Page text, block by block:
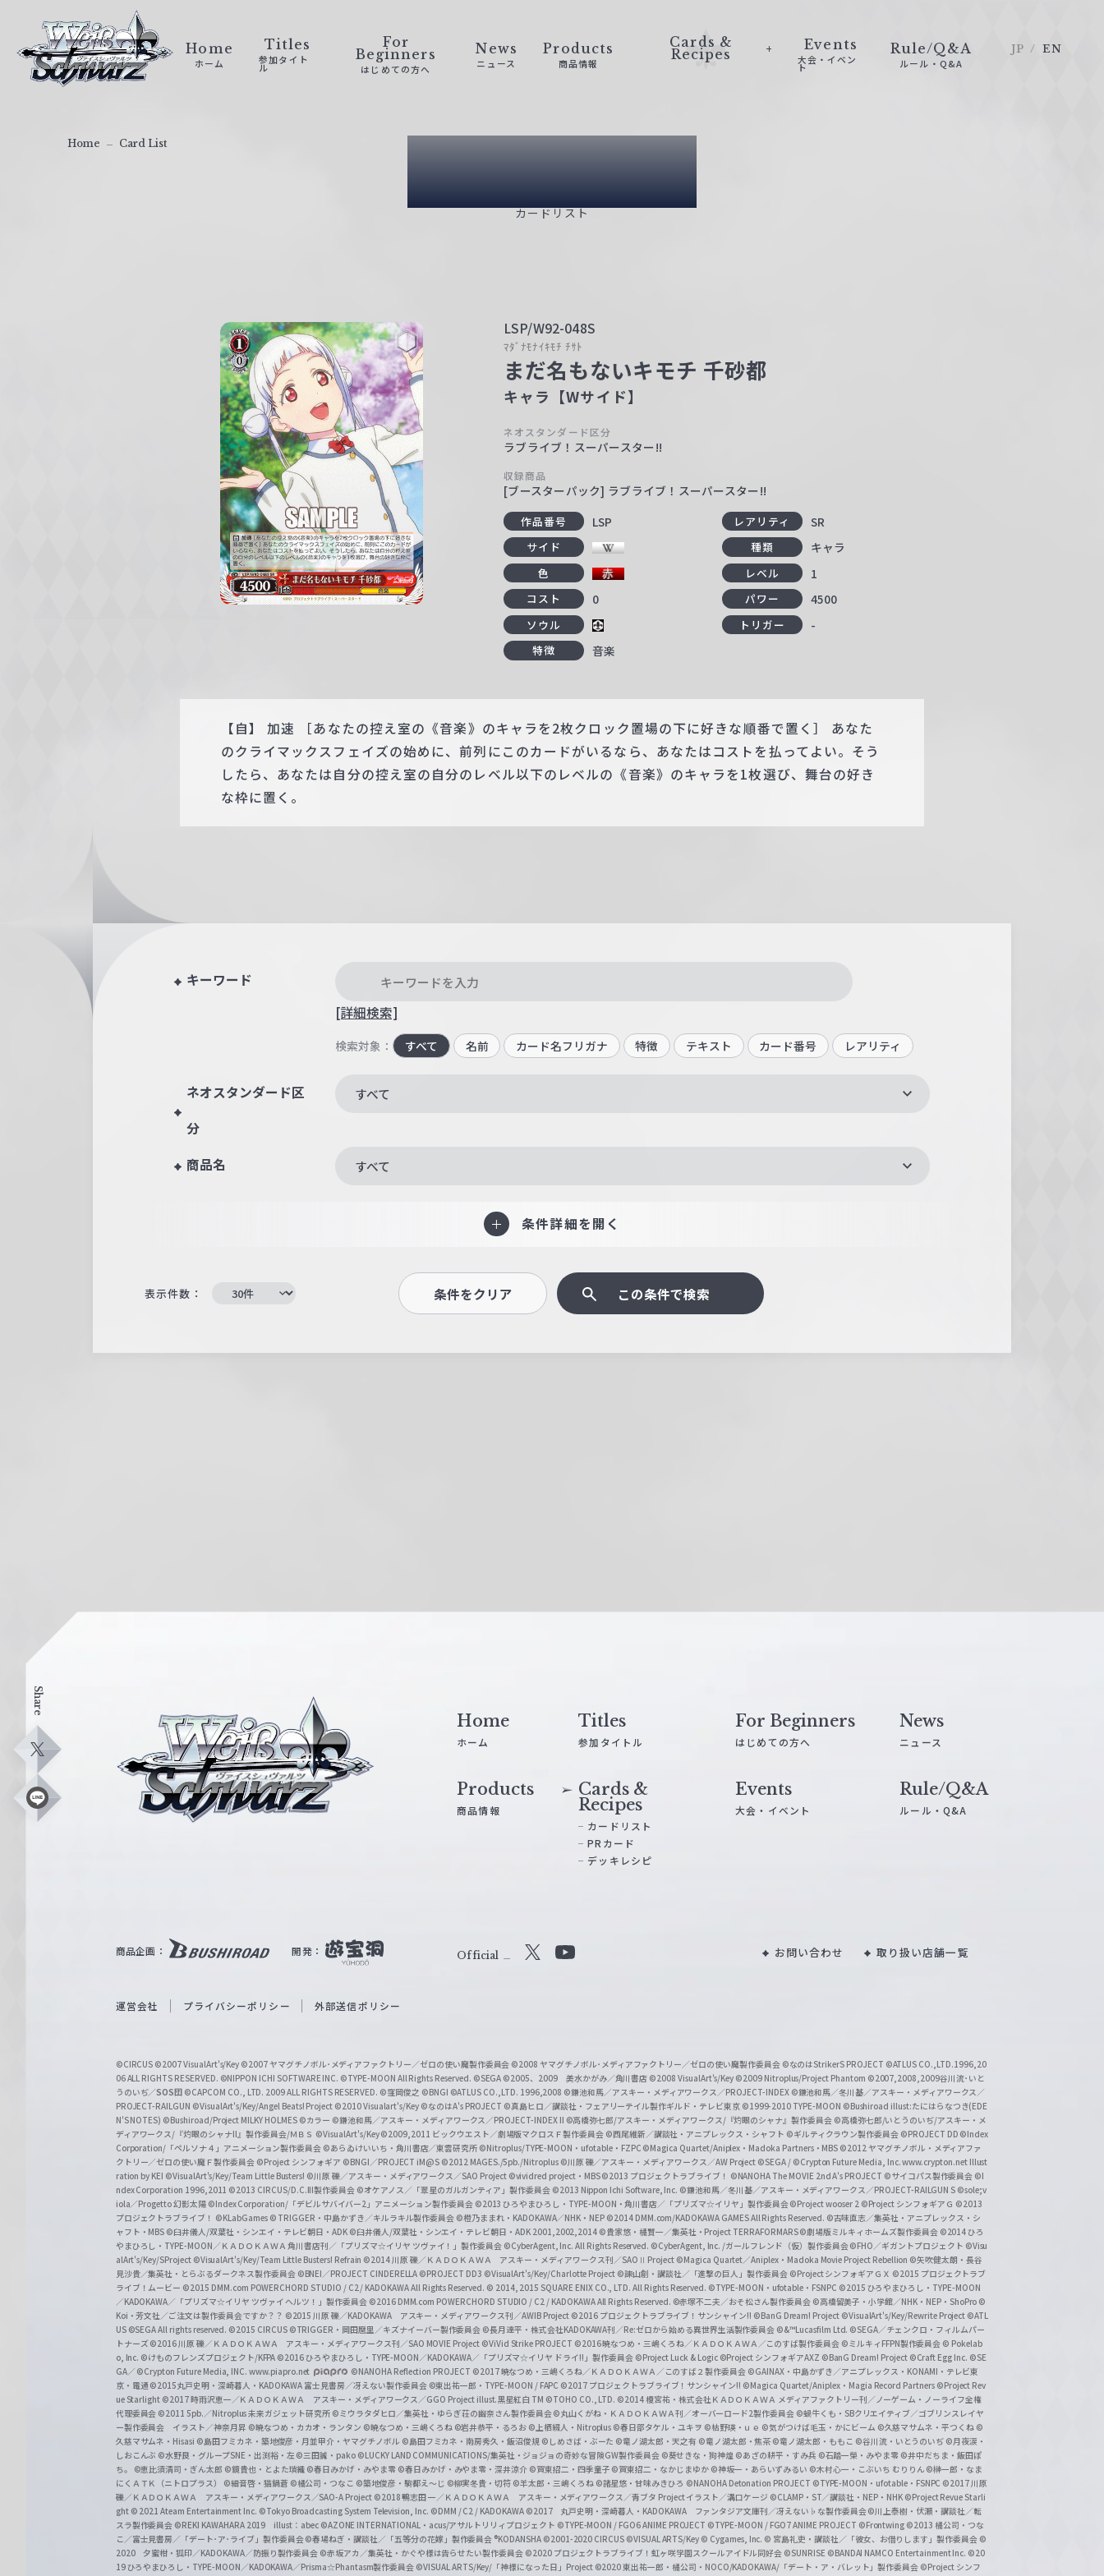
ァ
Home
ホーム
Titles
参加タイト
ル
For
Beginners
はじめての方へ
News
ニュース
Products
商品情報
Cards &
Recipes
Events
大会・イベン
ト
Rule/Q&A
ルール・Q&A
JP EN
Card List
カードリスト
Home Card List
LSP/W92-048S
ﾏﾀﾞﾅﾓﾅｲｷﾓﾁ ﾁｻﾄ
まだ名もないキモチ 千砂都
キャラ【Wサイド】
ネオスタンダード区分
ラブライブ！スーパースター!!
収録商品
[ブースターパック] ラブライブ！スーパースター!!
作品番号 LSP レアリティ SR
サイド 種類 キャラ
色 レベル 1
コスト 0 パワー 4500
ソウル トリガー -
特徴 音楽
【自】 加速 ［あなたの控え室の《音楽》のキャラを2枚クロック置場の下に好きな順番で置く］ あなた
のクライマックスフェイズの始めに、前列にこのカードがいるなら、あなたはコストを払ってよい。そう
したら、あなたは自分の控え室の自分のレベル以下のレベルの《音楽》のキャラを1枚選び、舞台の好き
な枠に置く。
キーワード
[詳細検索]
検索対象： すべて 名前 カード名フリガナ 特徴 テキスト カード番号 レアリティ
ネオスタンダード区
分
すべて
商品名 すべて
条件詳細を開く
表示件数： 条件をクリア この条件で検索
Share
X
L
ス
W
i
c
h
w
a
r
z
Home
ホーム
Titles
参加タイトル
For Beginners
はじめての方へ
News
ニュース
Products
商品情報
Cards &
Recipes
カードリスト
PRカード
デッキレシピ
Events
大会・イベント
Rule/Q&A
ルール・Q&A
商品企画： 開発： Official
b
e
O
f
f
i
c
i
a
l
C
h
a
n
n
e
l
お問い合わせ 取り扱い店舗一覧
運営会社 プライバシーポリシー 外部送信ポリシー
©CIRCUS ©2007 VisualArt's/Key ©2007 ヤマグチノボル･メディアファクトリー／ゼロの使い魔製作委員会 ©2008 ヤマグチノボル･メディアファクトリー／ゼロの使い魔製作委員会 ©なのはStrikerS PROJECT ©ATLUS CO.,LTD.1996,20
06 ALL RIGHTS RESERVED. ©NIPPON ICHI SOFTWARE INC. ©TYPE-MOON All Rights Reserved. ©SEGA ©2005、2009 美水かがみ／角川書店 ©2008 VisualArt's/Key ©2009 Nitroplus/Project Phantom ©2007,2008,2009谷川流･いと
うのいぢ／SOS団 ©CAPCOM CO., LTD. 2009 ALL RIGHTS RESERVED. ©窪岡俊之 ©BNGI ©ATLUS CO.,LTD. 1996,2008 ©鎌池和馬／アスキー・メディアワークス／PROJECT-INDEX ©鎌池和馬／冬川基／アスキー・メディアワークス／
PROJECT-RAILGUN ©VisualArt's/Key/Angel Beats! Project ©2010 Visualart's/Key ©なのはA's PROJECT ©真島ヒロ／講談社・フェアリーテイル製作ギルド・テレビ東京 ©1999-2010 TYPE-MOON ©Bushiroad illust:たにはらなつき(EDE
N'S NOTES) ©Bushiroad/Project MILKY HOLMES ©カラー ©鎌池和馬／アスキー・メディアワークス／PROJECT-INDEX II ©高橋弥七郎/アスキー・メディアワークス/『灼眼のシャナ』製作委員会 ©高橋弥七郎/いとうのいぢ/アスキー・メ
ディアワークス/『灼眼のシャナII』製作委員会/ＭＢＳ ©VisualArt's/Key©2009,2011 ビックウエスト／劇場版マクロスＦ製作委員会 ©西尾維新／講談社・アニプレックス・シャフト ©ギルティクラウン製作委員会 ©PROJECT DD ©Index
Corporation/「ペルソナ４」アニメーション製作委員会 ©あらゐけいいち・角川書店／東雲研究所 ©Nitroplus/TYPE-MOON・ufotable・FZPC ©Magica Quartet/Aniplex・Madoka Partners・MBS ©2012 ヤマグチノボル・メディアファ
クトリー／ゼロの使い魔Ｆ製作委員会 ©Project シンフォギア ©BNGI／PROJECT iM@S ©2012 MAGES./5pb./Nitroplus ©川原 礫／アスキー・メディアワークス／AW Project ©SEGA / ©Crypton Future Media, Inc. www.crypton.net Illust
ration by KEI ©VisualArt's/Key/Team Little Busters! ©川原 礫／アスキー・メディアワークス／SAO Project ©vividred project・MBS ©2013 プロジェクトラブライブ！ ©NANOHA The MOVIE 2nd A's PROJECT ©サイコパス製作委員会 ©I
ndex Corporation 1996,2011 ©2013 CIRCUS/D.C.III製作委員会 ©オケアノス／「翠星のガルガンティア」製作委員会 ©2013 Nippon Ichi Software, Inc. ©鎌池和馬／冬川基／アスキー・メディアワークス／PROJECT-RAILGUN S ©sole;v
iola／Progetto 幻影太陽 ©Index Corporation/「デビルサバイバー2」アニメーション製作委員会 ©2013 ひろやまひろし・TYPE-MOON・角川書店／「プリズマ☆イリヤ」製作委員会©Project wooser 2 ©Project シンフォギアＧ ©2013
プロジェクトラブライブ！ ©KLabGames © TRIGGER・中島かずき／キルラキル製作委員会 ©橙乃ままれ・KADOKAWA／NHK・NEP ©2014 DMM.com/KADOKAWA GAMES All Rights Reserved. ©古味直志／集英社・アニプレックス・シ
ャフト・MBS ©臼井儀人/双葉社・シンエイ・テレビ朝日・ADK ©臼井儀人/双葉社・シンエイ・テレビ朝日・ADK 2001,2002,2014 ©貴家悠・橘賢一／集英社・Project TERRAFORMARS©劇場版ミルキィホームズ製作委員会 ©2014 ひろ
やまひろし・TYPE-MOON／ＫＡＤＯＫＡＷＡ 角川書店刊／「プリズマ☆イリヤ ツヴァイ！」製作委員会 ©CyberAgent, Inc. All Rights Reserved. ©CyberAgent, Inc. /ガールフレンド（仮）製作委員会©FHO／ギガントプロジェクト ©Visu
alArt's/Key/SProject ©VisualArt's/Key/Team Little Busters! Refrain ©2014 川原 礫／ＫＡＤＯＫＡＷＡ アスキー・メディアワークス刊／SAOⅡ Project ©Magica Quartet／Aniplex・Madoka Movie Project Rebellion ©矢吹健太朗・長谷
見沙貴／集英社・とらぶるダークネス製作委員会 ©BNEI／PROJECT CINDERELLA ©PROJECT DD3 ©VisualArt's/Key/Charlotte Project ©諫山創・講談社／「進撃の巨人」製作委員会 ©Project シンフォギアＧＸ ©2015 プロジェクトラブ
ライブ！ムービー ©2015 DMM.com POWERCHORD STUDIO / C2 / KADOKAWA All Rights Reserved. © 2014, 2015 SQUARE ENIX CO., LTD. All Rights Reserved. ©TYPE-MOON・ufotable・FSNPC ©2015 ひろやまひろし・TYPE-MOON
／KADOKAWA／「プリズマ☆イリヤ ツヴァイ ヘルツ！」製作委員会 ©2016 DMM.com POWERCHORD STUDIO / C2 / KADOKAWA All Rights Reserved. ©赤塚不二夫／おそ松さん製作委員会 ©高橋留美子・小学館／NHK・NEP・ShoPro ©
Koi・芳文社／ご注文は製作委員会ですか？？ ©2015 川原 礫／KADOKAWA アスキー・メディアワークス刊／AWIB Project ©2016 プロジェクトラブライブ！サンシャイン!! ©BanG Dream! Project ©VisualArt's/Key/Rewrite Project ©ATL
US ©SEGA All rights reserved. ©2015 CIRCUS ©TRIGGER・岡田麿里／キズナイーバー製作委員会 ©長月達平・株式会社KADOKAWA刊／Re:ゼロから始める異世界生活製作委員会 ©&™Lucasfilm Ltd. ©SEGA／チェンクロ・フィルムパー
トナーズ©2016 川原 礫／ＫＡＤＯＫＡＷＡ アスキー・メディアワークス刊／SAO MOVIE Project ©ViVid Strike PROJECT ©2016 暁なつめ・三嶋くろね／ＫＡＤＯＫＡＷＡ／このすば製作委員会 ©ミルキィFFPN製作委員会 © Pokelab
o, Inc. ©けものフレンズプロジェクト/KFPA ©2016 ひろやまひろし・TYPE-MOON／KADOKAWA／「プリズマ☆イリヤ ドライ!!」製作委員会 ©Project Luck & Logic ©Project シンフォギアAXZ ©BanG Dream! Project ©Craft Egg Inc. ©SE
GA／ ©Crypton Future Media, INC. www.piapro.net
©NANOHA Reflection PROJECT ©2017 暁なつめ・三嶋くろね／ＫＡＤＯＫＡＷＡ／このすば２製作委員会 ©GAINAX・中島かずき／アニプレックス・KONAMI・テレビ東
京・電通 ©2015丸戸史明・深崎暮人・KADOKAWA 富士見書房／冴えない製作委員会 ©東出祐一郎・TYPE-MOON / FAPC ©2017 プロジェクトラブライブ！サンシャイン!! ©Magica Quartet/Aniplex・Magia Record Partners ©Project Rev
ue Starlight ©2017 時雨沢恵一／ＫＡＤＯＫＡＷＡ アスキー・メディアワークス／GGO Project illust.黒星紅白 TM ©TOHO CO., LTD. ©2014 榎宮祐・株式会社ＫＡＤＯＫＡＷＡ メディアファクトリー刊／ノーゲーム・ノーライフ全権
代理委員会 ©2011 5pb.／Nitroplus 未来ガジェット研究所 ©ミウラタダヒロ／集英社・ゆらぎ荘の幽奈さん製作委員会©丸山くがね・ＫＡＤＯＫＡＷＡ刊／オーバーロード2製作委員会 ©蝸牛くも・SBクリエイティブ／ゴブリンスレイヤ
ー製作委員会 イラスト／神奈月昇 ©暁なつめ・カカオ・ランタン ©暁なつめ・三嶋くろね ©岩井恭平・るろお ©上栖綴人・Nitroplus ©春日部タケル・ユキヲ ©枯野瑛・ｕｅ ©気がつけば毛玉・かにビーム ©久慈マサムネ・平つくね ©
久慈マサムネ・Hisasi ©島田フミカネ・築地俊彦・月並甲介・ヤマグチノボル ©島田フミカネ・南房秀久・飯沼俊規 ©しめさば・ぶーた ©竜ノ湖太郎・天之有 ©竜ノ湖太郎・焦茶 ©竜ノ湖太郎・ももこ ©谷川流・いとうのいぢ ©月夜涙・
しおこんぶ ©水野良・グループSNE・出渕裕・左 ©三田誠・pako ©LUCKY LAND COMMUNICATIONS/集英社・ジョジョの奇妙な冒険GW製作委員会 ©葵せきな・狗神煌 ©あざの耕平・すみ兵 ©石踏一榮・みやま零 ©井中だちま・飯田ぽ
ち。
©恵比須清司・ぎん太郎 ©鏡貴也・とよた瑣織 ©春日みかげ・みやま零 ©春日みかげ・みやま零・深井涼介 ©賀東招二・四季童子 ©賀東招二・なかじまゆか ©神坂一・あらいずみるい ©木村心一・こぶいち むりりん ©榊一郎・なま
にくＡＴＫ（ニトロプラス） ©細音啓・猫鍋蒼 ©橘公司・つなこ ©築地俊彦・駒都え～じ ©柳実冬貴・切符 ©羊太郎・三嶋くろね ©諸星悠・甘味みきひろ ©NANOHA Detonation PROJECT ©TYPE-MOON・ufotable・FSNPC ©2017 川原
礫／ＫＡＤＯＫＡＷＡ アスキー・メディアワークス／SAO-A Project ©2018 鴨志田 一／ＫＡＤＯＫＡＷＡ アスキー・メディアワークス／青ブタ Project イラスト／溝口ケージ ©CLAMP・ST／講談社・NEP・NHK ©Project Revue Starli
ght © 2021 Ateam Entertainment Inc. ©Tokyo Broadcasting System Television, Inc. ©DMM / C2 / KADOKAWA ©2017 丸戸史明・深崎暮人・KADOKAWA ファンタジア文庫刊／冴えない♭な製作委員会©川上泰樹・伏瀬・講談社／転
スラ製作委員会 ©REKI KAWAHARA 2019 illust：abec ©AZONE INTERNATIONAL・acus/アサルトリリィプロジェクト ©TYPE-MOON / FGO6 ANIME PROJECT ©TYPE-MOON / FGO7 ANIME PROJECT ©Frontwing ©2013 橘公司・つな
こ／富士見書房／「デート･ア･ライブ」製作委員会©春場ねぎ・講談社／「五等分の花嫁」製作委員会 ®KODANSHA ©2001-2020 CIRCUS ©VISUAL ARTS/Key © Cygames, Inc. © 宮島礼吏・講談社／「彼女、お借りします」製作委員会 ©
2020 夕蜜柑・狐印／KADOKAWA／防振り製作委員会 ©赤坂アカ／集英社・かぐや様は告らせたい製作委員会 ©2020 プロジェクトラブライブ！虹ヶ咲学園スクールアイドル同好会 ©SUNRISE ©BANDAI NAMCO Entertainment Inc. ©20
19 ひろやまひろし・TYPE-MOON／KADOKAWA／Prisma☆Phantasm製作委員会 ©VISUAL ARTS/Key/「神様になった日」Project ©2020 東出祐一郎・橘公司・NOCO/KADOKAWA/「デート・ア・バレット」製作委員会 ©Project シンフ